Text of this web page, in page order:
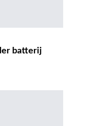
batterij